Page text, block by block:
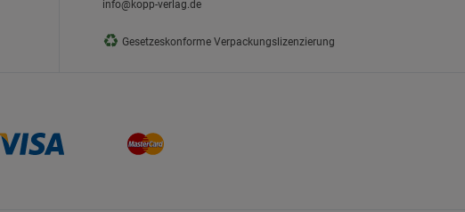
info@kopp-verlag.de
♻ Gesetzeskonforme Verpackungslizenzierung